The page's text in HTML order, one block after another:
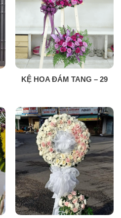
KỆ HOA ĐÁM TANG – 29